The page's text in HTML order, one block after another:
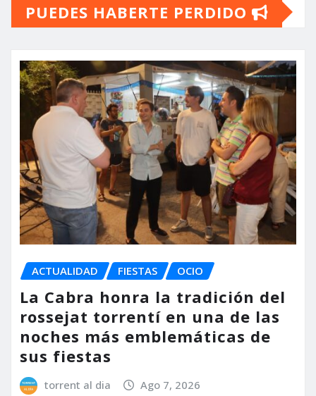
PUEDES HABERTE PERDIDO
ACTUALIDAD FIESTAS OCIO
La Cabra honra la tradición del
rossejat torrentí en una de las
noches más emblemáticas de
sus fiestas
torrent al dia Ago 7, 2026